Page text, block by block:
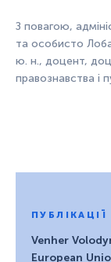
З повагою,
та особисто
ю. н., доцент,
правознавства і
ПУБЛІКАЦІЇ
Venher
European